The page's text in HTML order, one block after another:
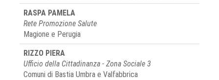
RASPA PAMELA
Rete Promozione Salute
Magione e Perugia
RIZZO PIERA
Ufficio della Cittadinanza - Zona Sociale 3
Comuni di Bastia Umbra e Valfabbrica